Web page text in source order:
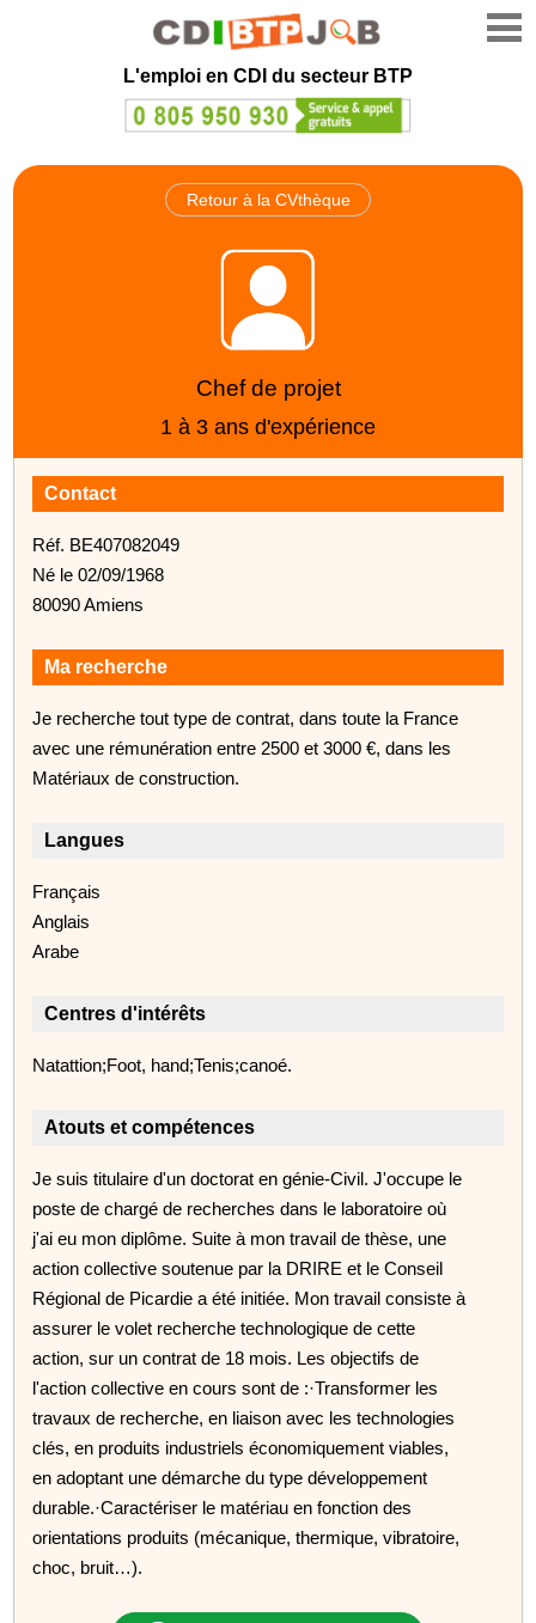
L'emploi en CDI du secteur BTP
Retour à la CVthèque
Chef de projet
1 à 3 ans d'expérience
Contact
Réf. BE407082049
Né le 02/09/1968
80090 Amiens
Ma recherche
Je recherche tout type de contrat, dans toute la France
avec une rémunération entre 2500 et 3000 €, dans les
Matériaux de construction.
Langues
Français
Anglais
Arabe
Centres d'intérêts
Natattion;Foot, hand;Tenis;canoé.
Atouts et compétences
Je suis titulaire d'un doctorat en génie-Civil. J'occupe le
poste de chargé de recherches dans le laboratoire où
j'ai eu mon diplôme. Suite à mon travail de thèse, une
action collective soutenue par la DRIRE et le Conseil
Régional de Picardie a été initiée. Mon travail consiste à
assurer le volet recherche technologique de cette
action, sur un contrat de 18 mois. Les objectifs de
l'action collective en cours sont de :·Transformer les
travaux de recherche, en liaison avec les technologies
clés, en produits industriels économiquement viables,
en adoptant une démarche du type développement
durable.·Caractériser le matériau en fonction des
orientations produits (mécanique, thermique, vibratoire,
choc, bruit…).